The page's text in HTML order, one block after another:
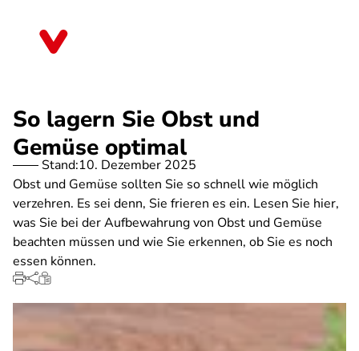
So lagern Sie Obst und
Gemüse optimal
Stand:10. Dezember 2025
Obst und Gemüse sollten Sie so schnell wie möglich
verzehren. Es sei denn, Sie frieren es ein. Lesen Sie hier,
was Sie bei der Aufbewahrung von Obst und Gemüse
beachten müssen und wie Sie erkennen, ob Sie es noch
essen können.